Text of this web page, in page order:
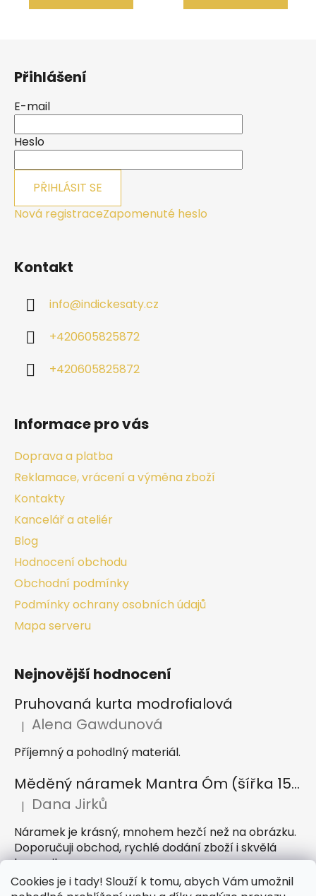
Cookies je i tady! Slouží k tomu, abych Vám umožnil
Přihlášení
E-mail
Heslo
PŘIHLÁSIT SE
Nová registraceZapomenuté heslo
Kontakt
info@indickesaty.cz
+420605825872
+420605825872
Informace pro vás
Doprava a platba
Reklamace, vrácení a výměna zboží
Kontakty
Kancelář a ateliér
Blog
Hodnocení obchodu
Obchodní podmínky
Podmínky ochrany osobních údajů
Mapa serveru
Nejnovější hodnocení
Pruhovaná kurta modrofialová
Hodnocení produktu je 5 z 5 hvězdiček.
| Alena Gawdunová
Příjemný a pohodlný materiál.
Měděný náramek Mantra Óm (šířka 15 mm)
Hodnocení produktu je 5 z 5 hvězdiček.
| Dana Jirků
Náramek je krásný, mnohem hezčí než na obrázku.
Doporučuji obchod, rychlé dodání zboží i skvělá
komunikace